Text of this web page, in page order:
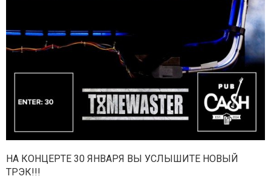
НА КОНЦЕРТЕ 30 ЯНВАРЯ ВЫ УСЛЫШИТЕ НОВЫЙ
ТРЭК!!!